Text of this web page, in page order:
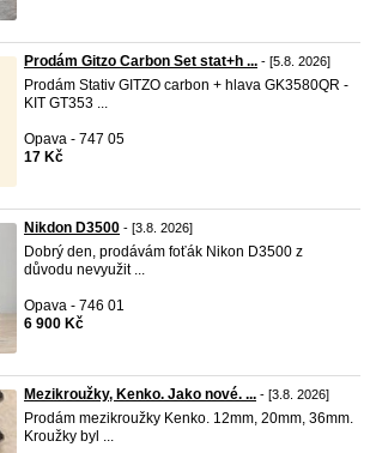
Prodám Gitzo Carbon Set stat+h ... - [5.8. 2026]
Prodám Stativ GITZO carbon + hlava GK3580QR -
KIT GT353 ...
Opava - 747 05
17 Kč
Nikdon D3500 - [3.8. 2026]
Dobrý den, prodávám foťák Nikon D3500 z
důvodu nevyužit ...
Opava - 746 01
6 900 Kč
Mezikroužky, Kenko. Jako nové. ... - [3.8. 2026]
Prodám mezikroužky Kenko. 12mm, 20mm, 36mm.
Kroužky byl ...